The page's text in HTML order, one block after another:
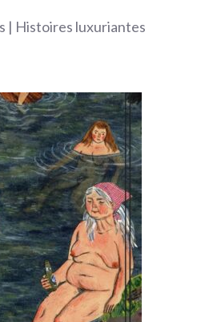
| Histoires luxuriantes